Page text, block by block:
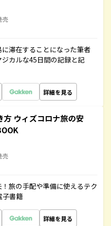
売
滞在することになった筆者
カルな45日間の記録と記
詳細を見る
方 ウィズコロナ旅の安
売
旅の手配や準備に使えるテク
子書籍
詳細を見る